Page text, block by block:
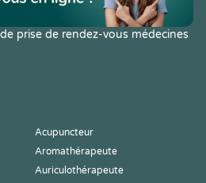
prise de rendez-vous médecines
Acupuncteur
Aromathérapeute
Auriculothérapeute